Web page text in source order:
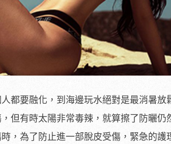
都要融化，到海邊玩水絕對是最消暑放
但有時太陽非常毒辣，就算擦了防曬仍
，為了防止進一部脫皮受傷，緊急的護